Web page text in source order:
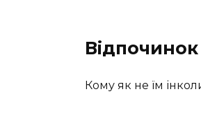
Відпочинок
Кому як не їм